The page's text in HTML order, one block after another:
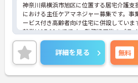
神奈川県横浜市旭区に位置する居宅介護支
における主任ケアマネジャー募集です。事
ービス付き高齢者向け住宅に併設していま
就業は17:00までです。勤務終了後のプラ
時間も充実させることができます。また、
通勤が可能です。通勤が苦になりません。
ご興味のある方には、面接対策ポイントな
に詳細をご案内しますのでお気軽にご相談
い！
詳細を見る 無料